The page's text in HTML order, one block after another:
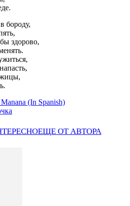
бороду,
здорово,
(In Spanish)
ЕЩЕ ОТ АВТОРА